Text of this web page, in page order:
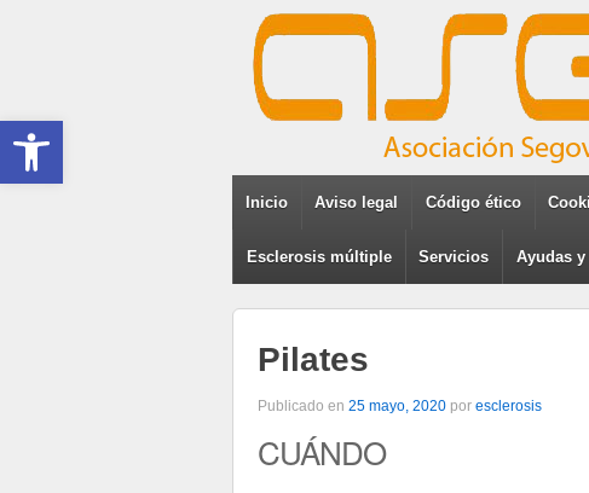
Abrir barra de herramientas
Inicio Aviso legal Código ético
Esclerosis múltiple Servicios Ayudas
Pilates
Publicado en 25 mayo, 2020 por esclerosis
CUÁNDO